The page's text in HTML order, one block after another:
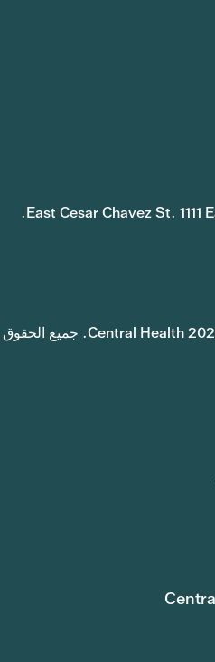
جميع الحقوق محفوظة © 2026 Central Health. جميع الحقوق